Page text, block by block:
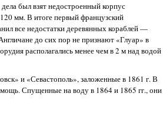
был взят недостроенный корпус
мм. В итоге первый французский
все недостатки деревянных кораблей —
до сих пор не признают «Глуар» в
располагались менее чем в 2 м над водой
и «Севастополь», заложенные в 1861 г. В
Спущенные на воду в 1864 и 1865 гг., они